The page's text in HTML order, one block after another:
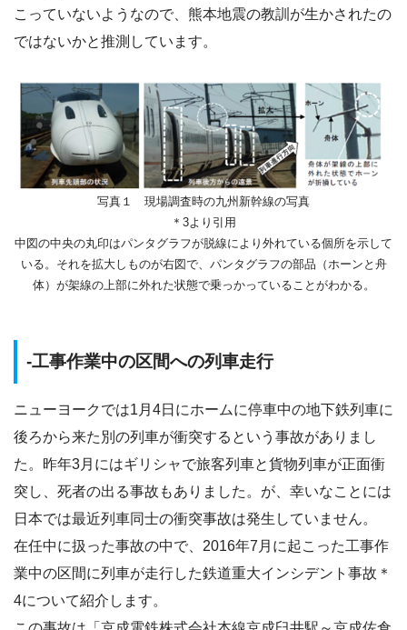
こっていないようなので、熊本地震の教訓が生かされたの
ではないかと推測しています。
写真１ 現場調査時の九州新幹線の写真
＊3より引用
中図の中央の丸印はパンタグラフが脱線により外れている個所を示して
いる。それを拡大しものが右図で、パンタグラフの部品（ホーンと舟
体）が架線の上部に外れた状態で乗っかっていることがわかる。
-工事作業中の区間への列車走行
ニューヨークでは1月4日にホームに停車中の地下鉄列車に
後ろから来た別の列車が衝突するという事故がありまし
た。昨年3月にはギリシャで旅客列車と貨物列車が正面衝
突し、死者の出る事故もありました。が、幸いなことには
日本では最近列車同士の衝突事故は発生していません。
在任中に扱った事故の中で、2016年7月に起こった工事作
業中の区間に列車が走行した鉄道重大インシデント事故＊
4について紹介します。